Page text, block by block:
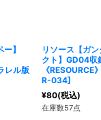
】
レル版
リソース【ガ
クト】GD04
《RESOURCE
R-034]
¥80(税込)
在庫数57点